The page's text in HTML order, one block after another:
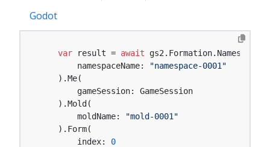
Godot
var result = await gs2.Formation.Namespace(
        namespaceName:
"namespace-0001"
    ).Me(
        gameSession: GameSession
    ).Mold(
        moldName:
"mold-0001"
    ).Form(
        index:
0